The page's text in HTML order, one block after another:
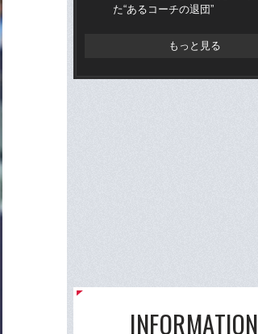
た“あるコーチの退団”
もっと見る
INFORMATION